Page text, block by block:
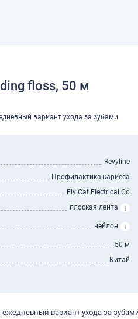
floss, 50 м
вариант ухода за зубами
Revyline
Профилактика кариеса
Fly Cat Electrical Co
плоская лента
нейлон
50 м
Китай
вариант ухода за